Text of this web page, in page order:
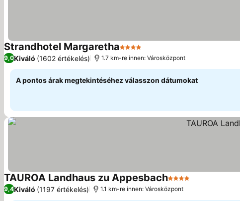
Strandhotel Margaretha4 Kategória
9,0Kiváló (1602 értékelés) 1.7 km-re innen: Városközpont
A pontos árak megtekintéséhez válasszon dátumokat
TAUROA Landhaus zu Appesbach4 Kategória
9,4Kiváló (1197 értékelés) 1.1 km-re innen: Városközpont